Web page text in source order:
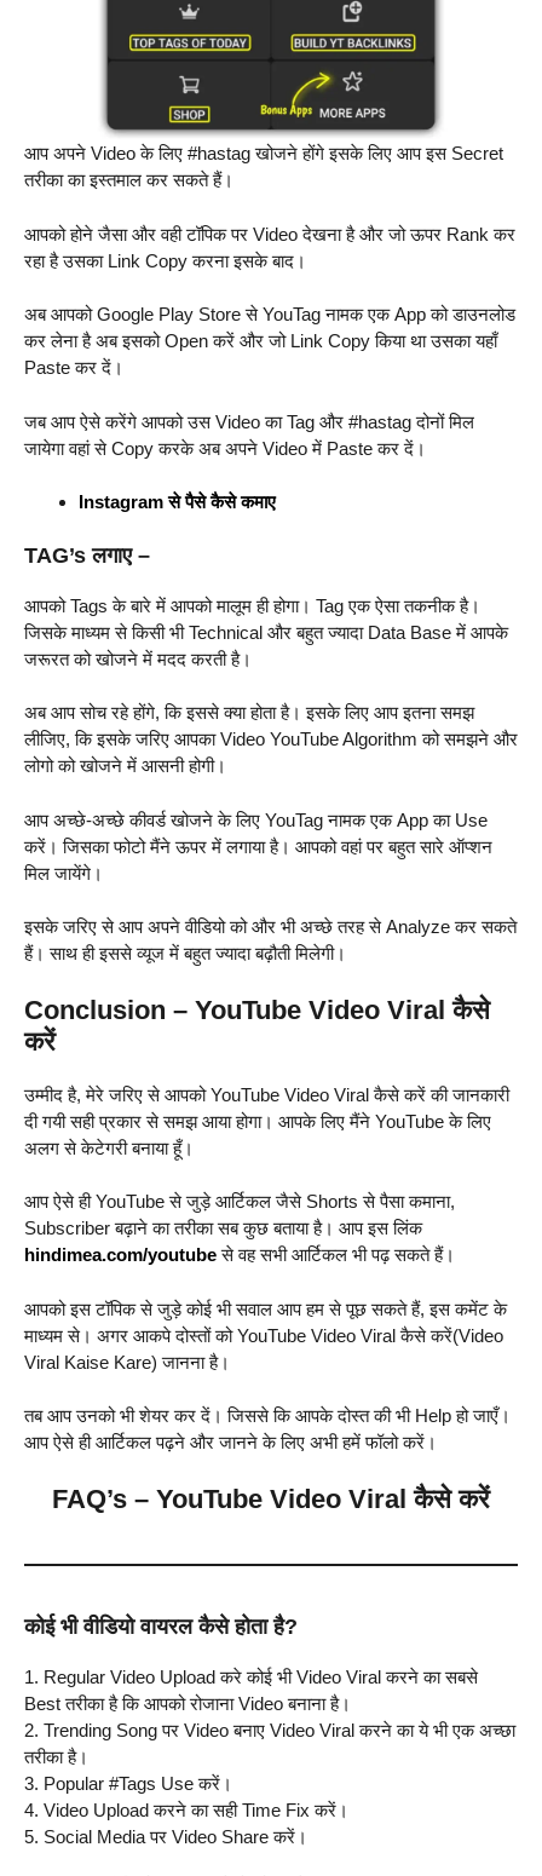
आप अपने Video के लिए #hastag खोजने होंगे इसके लिए आप इस Secret
तरीका का इस्तमाल कर सकते हैं।
आपको होने जैसा और वही टॉपिक पर Video देखना है और जो ऊपर Rank कर
रहा है उसका Link Copy करना इसके बाद।
अब आपको Google Play Store से YouTag नामक एक App को डाउनलोड
कर लेना है अब इसको Open करें और जो Link Copy किया था उसका यहाँ
Paste कर दें।
जब आप ऐसे करेंगे आपको उस Video का Tag और #hastag दोनों मिल
जायेगा वहां से Copy करके अब अपने Video में Paste कर दें।
Instagram से पैसे कैसे कमाए
TAG’s लगाए –
आपको Tags के बारे में आपको मालूम ही होगा। Tag एक ऐसा तकनीक है।
जिसके माध्यम से किसी भी Technical और बहुत ज्यादा Data Base में आपके
जरूरत को खोजने में मदद करती है।
अब आप सोच रहे होंगे, कि इससे क्या होता है। इसके लिए आप इतना समझ
लीजिए, कि इसके जरिए आपका Video YouTube Algorithm को समझने और
लोगो को खोजने में आसनी होगी।
आप अच्छे-अच्छे कीवर्ड खोजने के लिए YouTag नामक एक App का Use
करें। जिसका फोटो मैंने ऊपर में लगाया है। आपको वहां पर बहुत सारे ऑप्शन
मिल जायेंगे।
इसके जरिए से आप अपने वीडियो को और भी अच्छे तरह से Analyze कर सकते
हैं। साथ ही इससे व्यूज में बहुत ज्यादा बढ़ौती मिलेगी।
Conclusion – YouTube Video Viral कैसे
करें
उम्मीद है, मेरे जरिए से आपको YouTube Video Viral कैसे करें की जानकारी
दी गयी सही प्रकार से समझ आया होगा। आपके लिए मैंने YouTube के लिए
अलग से केटेगरी बनाया हूँ।
आप ऐसे ही YouTube से जुड़े आर्टिकल जैसे Shorts से पैसा कमाना,
Subscriber बढ़ाने का तरीका सब कुछ बताया है। आप इस लिंक
hindimea.com/youtubeसे वह सभी आर्टिकल भी पढ़ सकते हैं।
आपको इस टॉपिक से जुड़े कोई भी सवाल आप हम से पूछ सकते हैं, इस कमेंट के
माध्यम से। अगर आकपे दोस्तों को YouTube Video Viral कैसे करें(Video
Viral Kaise Kare) जानना है।
तब आप उनको भी शेयर कर दें। जिससे कि आपके दोस्त की भी Help हो जाएँ।
आप ऐसे ही आर्टिकल पढ़ने और जानने के लिए अभी हमें फॉलो करें।
FAQ’s – YouTube Video Viral कैसे करें
कोई भी वीडियो वायरल कैसे होता है?
1. Regular Video Upload करे कोई भी Video Viral करने का सबसे
Best तरीका है कि आपको रोजाना Video बनाना है।
2. Trending Song पर Video बनाए Video Viral करने का ये भी एक अच्छा
तरीका है।
3. Popular #Tags Use करें।
4. Video Upload करने का सही Time Fix करें।
5. Social Media पर Video Share करें।